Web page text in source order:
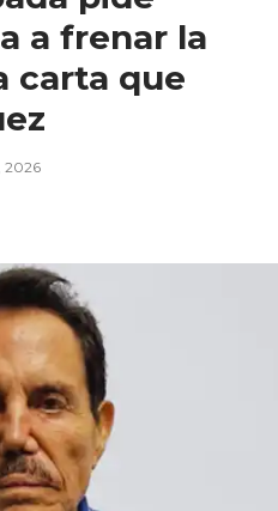
a frenar la
carta que
2026